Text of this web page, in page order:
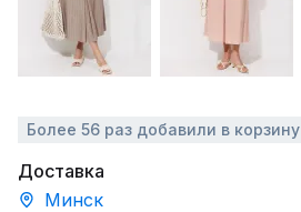
Более 56 раз добавили в корзину
Доставка
Минск